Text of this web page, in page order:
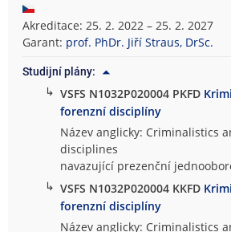
Akreditace: 25. 2. 2022 – 25. 2. 2027
Garant: prof. PhDr. Jiří Straus, DrSc.
Studijní plány:
↳ VSFS N1032P020004 PKFD
forenzní disciplíny
Název anglicky: Criminalistics
disciplines
navazující prezenční
↳ VSFS N1032P020004 KKFD
forenzní disciplíny
Název anglicky: Criminalistics